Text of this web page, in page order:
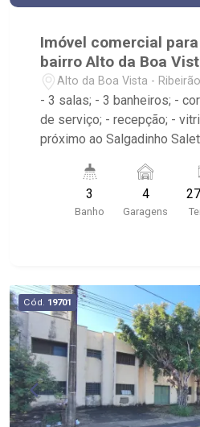
Imóvel comercial
bairro Alto da Boa
Alto da Boa Vista -
- 3 salas; - 3 banheiros; -
de serviço; - recepção; -
próximo ao Salgadinho
3
Banho
4
Garagens
Cód. 19701